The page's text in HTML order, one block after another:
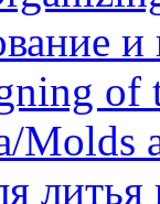
и
of
Molds
литья